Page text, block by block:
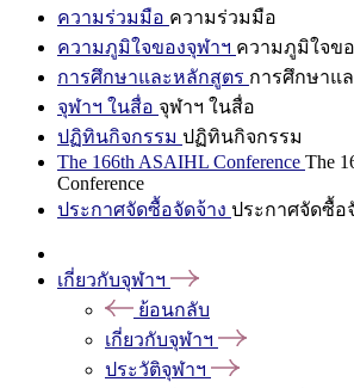
ความร่วมมือ ความร่วมมือ
ความภูมิใจของจุฬาฯ ความภูมิใจข
การศึกษาและหลักสูตร การศึกษาแ
จุฬาฯ ในสื่อ จุฬาฯ ในสื่อ
ปฏิทินกิจกรรม ปฏิทินกิจกรรม
The 166th ASAIHL Conference The
Conference
ประกาศจัดซื้อจัดจ้าง ประกาศจัดซื้อ
เกี่ยวกับจุฬาฯ
ย้อนกลับ
เกี่ยวกับจุฬาฯ
ประวัติจุฬาฯ